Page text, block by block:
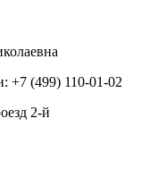
+7 (499) 110-01-02
2-й